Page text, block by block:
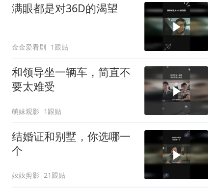
满眼都是对36D的渴望
金金爱看剧 1跟贴
和领导坐一辆车，简直不
要太难受
萌妹观影 1跟贴
结婚证和别墅，你选哪一
个
奻奻剪影 21跟贴